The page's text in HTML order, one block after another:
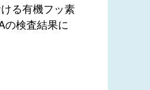
る有機フッ素
の検査結果に